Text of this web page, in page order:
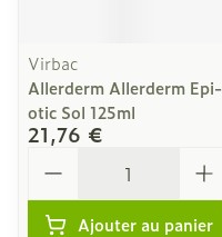
Virbac
Allerderm Allerderm Epi-
otic Sol 125ml
21,76 €
Ajouter au panier